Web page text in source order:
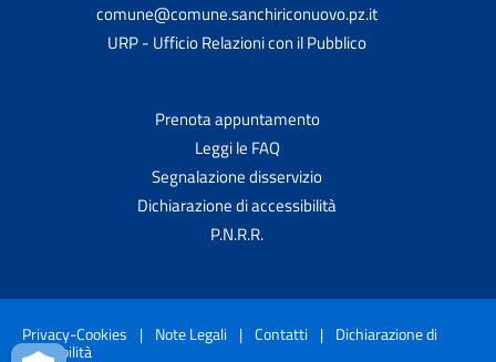
comune@comune.sanchiriconuovo.pz.it
URP - Ufficio Relazioni con il Pubblico
Prenota appuntamento
Leggi le FAQ
Segnalazione disservizio
Dichiarazione di accessibilità
P.N.R.R.
Privacy-Cookies | Note Legali | Contatti | Dichiarazione di
accessibilità